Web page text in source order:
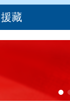
援藏